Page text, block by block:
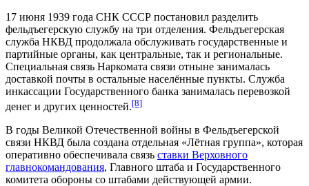
17 июня 1939 года СНК СССР постановил разделить
фельдъегерскую службу на три отделения. Фельдъегерская
служба НКВД продолжала обслуживать государственные и
партийные органы, как центральные, так и региональные.
Специальная связь Наркомата связи отныне занималась
доставкой почты в остальные населённые пункты. Служба
инкассации Государственного банка занималась перевозкой
денег и других ценностей.[8]
В годы Великой Отечественной войны в Фельдъегерской
связи НКВД была создана отдельная «Лётная группа», которая
оперативно обеспечивала связь ставки Верховного
главнокомандования, Главного штаба и Государственного
комитета обороны со штабами действующей армии.